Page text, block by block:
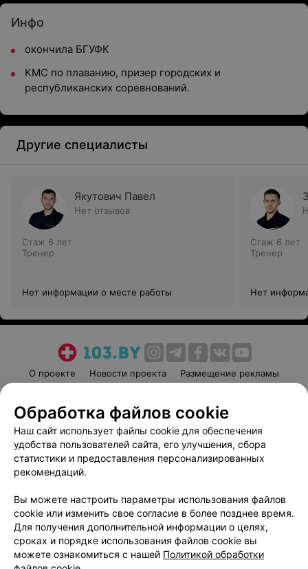
Инфо
окончила БГУФК
КМС по плаванию, призер городских и
республиканских соревнований.
Другие специалисты
Якутович Павел
Нет отзывов
Стаж 6 лет
Тренер
Нет информации о месте работы
Стаж 6 лет
Тренер
Нет
О проекте Новости проекта
Размещение рекламы
Пользовательское соглашение
Способы оплаты
Вакансии
Партнеры
Написать руководителю 103.by
Обработка персональных данных
Обработка файлов cookie
Наш сайт использует файлы cookie для обеспечения
удобства пользователей сайта, его улучшения, сбора
статистики и предоставления персонализированных
рекомендаций.
Вы можете настроить параметры использования файлов
cookie или изменить свое согласие в более позднее время.
Для получения дополнительной информации о целях,
сроках и порядке использования файлов cookie вы
можете ознакомиться с нашей Политикой обработки